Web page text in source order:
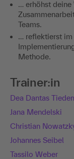
… erhöhst
Teams.
… reflektierst im
Methode.
Trainer:in
Dea Dantas
Jana Mendelski
Christian
Johannes Seibel
Tassilo Weber